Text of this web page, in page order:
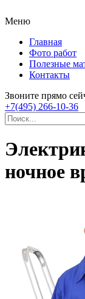
Меню
Главная
Фото работ
Полезные
Контакты
Звоните прямо
+7(495) 266-10-36
ночное